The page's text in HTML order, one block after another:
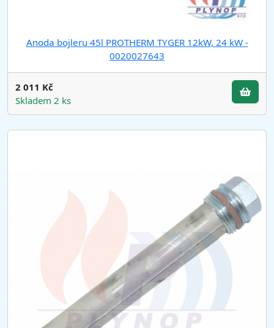
Anoda bojleru 45l PROTHERM TYGER 12kW, 24 kW -
0020027643
2 011 Kč
Skladem 2 ks